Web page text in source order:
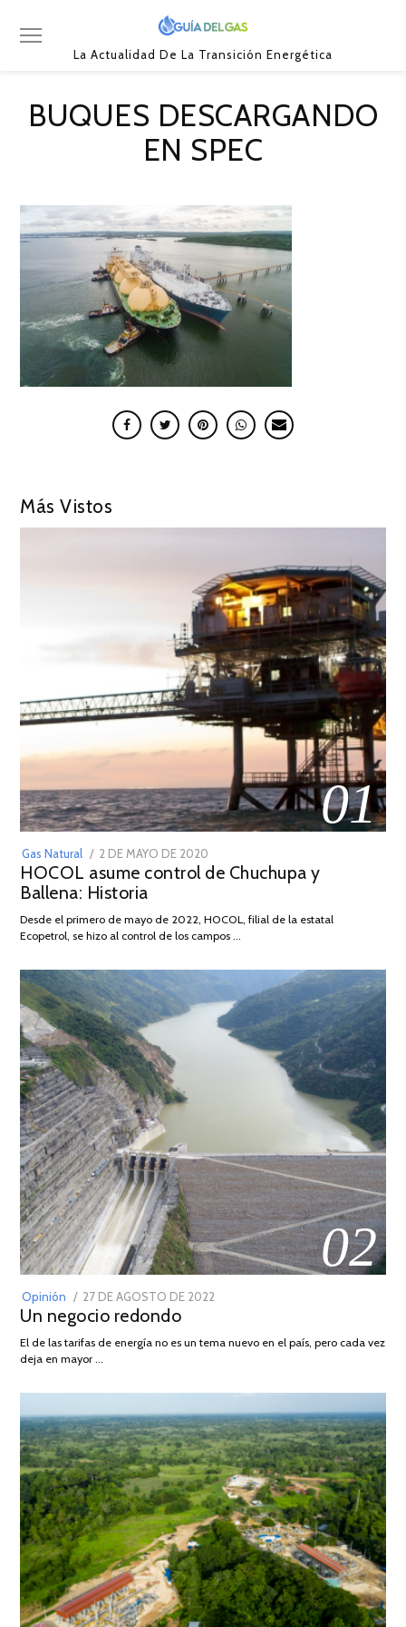
La Actualidad De La Transición Energética
BUQUES DESCARGANDO
EN SPEC
Más Vistos
01
Gas Natural
POSTED
ON
2 DE MAYO DE 2020
DE
2026
HOCOL asume control de Chuchupa y
Ballena: Historia
Desde el primero de mayo de 2022, HOCOL, filial de la estatal
Ecopetrol, se hizo al control de los campos …
02
Opinión
POSTED
ON
27 DE AGOSTO DE 2022
DE
Un negocio redondo
El de las tarifas de energía no es un tema nuevo en el país, pero cada vez
deja en mayor …